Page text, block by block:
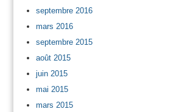
septembre 2016
mars 2016
septembre 2015
août 2015
juin 2015
mai 2015
mars 2015